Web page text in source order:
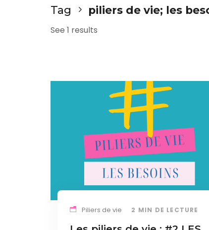
Tag piliers de vie; les
See 1 results
Piliers de vie 2 MIN DE LECTURE